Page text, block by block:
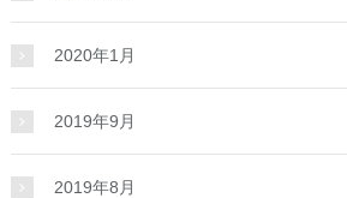
2020年1月
2019年9月
2019年8月